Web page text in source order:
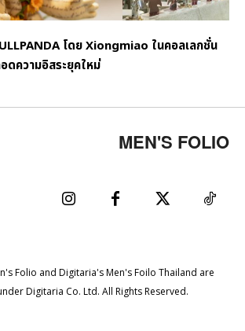
โดย Xiongmiao ในคอลเลกชั่น
ดความอิสระยุคใหม่
MEN'S FOLIO
Folio and Digitaria's Men's Foilo Thailand are
Digitaria Co. Ltd. All Rights Reserved.